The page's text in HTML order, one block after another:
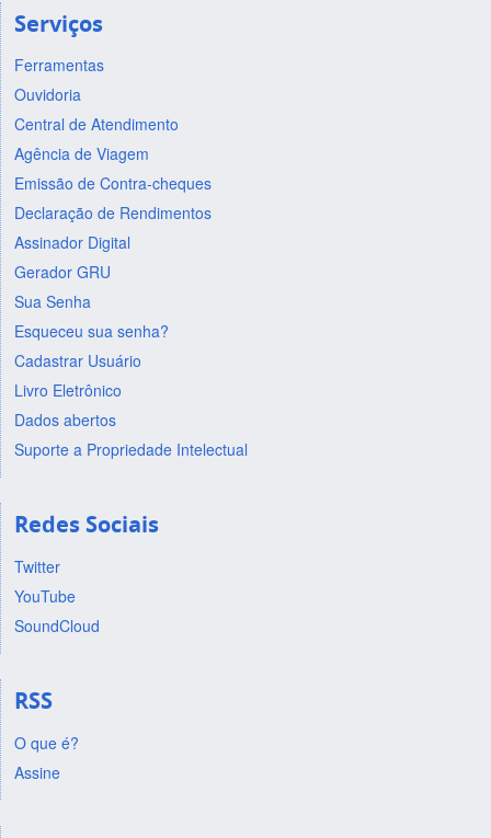
Serviços
Ferramentas
Ouvidoria
Central de Atendimento
Agência de Viagem
Emissão de Contra-cheques
Declaração de Rendimentos
Assinador Digital
Gerador GRU
Sua Senha
Esqueceu sua senha?
Cadastrar Usuário
Livro Eletrônico
Dados abertos
Suporte a Propriedade Intelectual
Redes Sociais
Twitter
YouTube
SoundCloud
RSS
O que é?
Assine